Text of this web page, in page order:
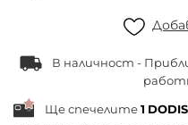
В наличност -
Ще спечелите1